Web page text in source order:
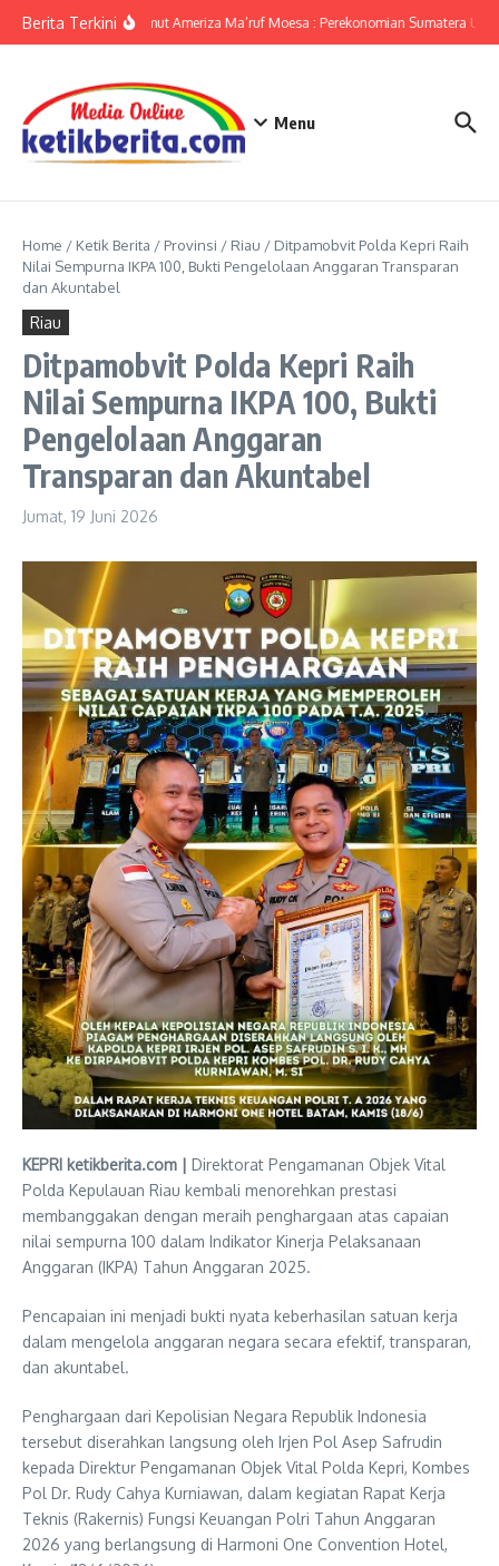
Berita TerkiniKPwBI Sumut Ameriza Ma’ruf Moesa : Perekonomian Sumatera
Menu
Home / Ketik Berita / Provinsi / Riau / Ditpamobvit Polda Kepri Raih
Nilai Sempurna IKPA 100, Bukti Pengelolaan Anggaran Transparan
dan Akuntabel
Riau
Ditpamobvit Polda Kepri Raih
Nilai Sempurna IKPA 100, Bukti
Pengelolaan Anggaran
Transparan dan Akuntabel
Jumat, 19 Juni 2026
KEPRI ketikberita.com | Direktorat Pengamanan Objek Vital
Polda Kepulauan Riau kembali menorehkan prestasi
membanggakan dengan meraih penghargaan atas capaian
nilai sempurna 100 dalam Indikator Kinerja Pelaksanaan
Anggaran (IKPA) Tahun Anggaran 2025.
Pencapaian ini menjadi bukti nyata keberhasilan satuan kerja
dalam mengelola anggaran negara secara efektif, transparan,
dan akuntabel.
Penghargaan dari Kepolisian Negara Republik Indonesia
tersebut diserahkan langsung oleh Irjen Pol Asep Safrudin
kepada Direktur Pengamanan Objek Vital Polda Kepri, Kombes
Pol Dr. Rudy Cahya Kurniawan, dalam kegiatan Rapat Kerja
Teknis (Rakernis) Fungsi Keuangan Polri Tahun Anggaran
2026 yang berlangsung di Harmoni One Convention Hotel,